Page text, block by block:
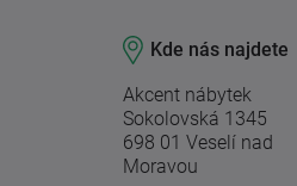
Kde nás najdete
Akcent nábytek
Sokolovská 1345
698 01 Veselí nad
Moravou